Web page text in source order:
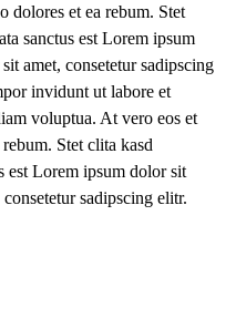
dolores et ea rebum. Stet
sanctus est Lorem ipsum
amet, consetetur sadipscing
invidunt ut labore et
voluptua. At vero eos et
Stet clita kasd
est Lorem ipsum dolor sit
sadipscing elitr.